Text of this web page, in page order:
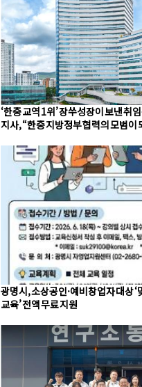
‘한중 교역 1위’ 장쑤성장이 보낸 취
지사, “한중 지방정부 협력의 모범이
광명시, 소상공인·예비창업자 대상
교육’ 전액 무료 지원